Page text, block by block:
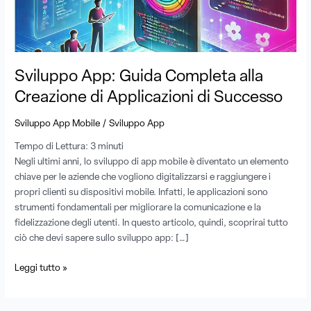
Sviluppo App: Guida Completa alla
Creazione di Applicazioni di Successo
Sviluppo App Mobile /Sviluppo App
Tempo di Lettura:3 minuti
Negli ultimi anni, lo sviluppo di app mobile è diventato un elemento
chiave per le aziende che vogliono digitalizzarsi e raggiungere i
propri clienti su dispositivi mobile. Infatti, le applicazioni sono
strumenti fondamentali per migliorare la comunicazione e la
fidelizzazione degli utenti. In questo articolo, quindi, scoprirai tutto
ciò che devi sapere sullo sviluppo app: […]
Applicazioni
di
Successo
Leggi tutto »